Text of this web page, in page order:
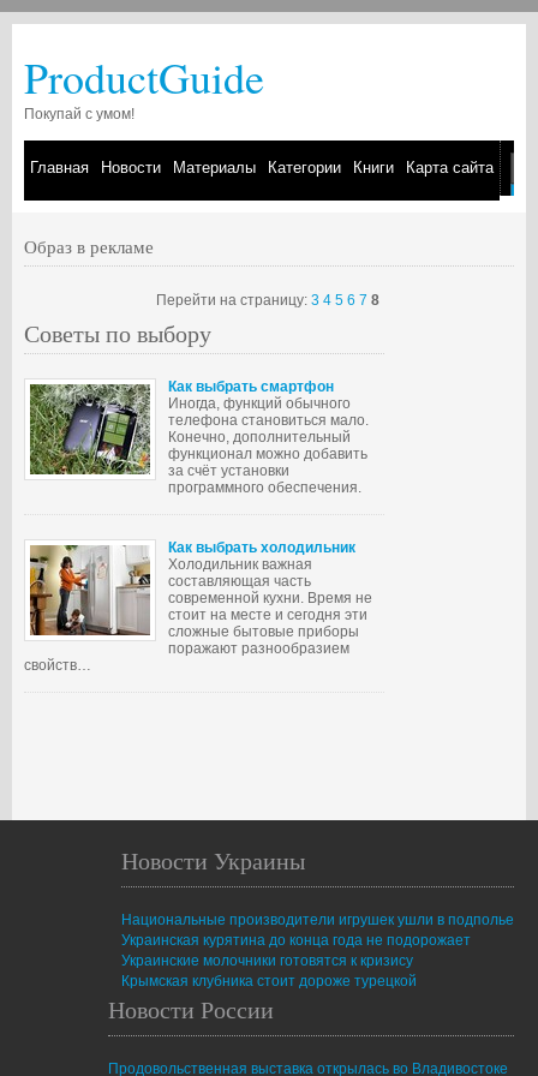
ProductGuide
Покупай с умом!
Главная Новости Материалы Категории Книги Карта сайта
Образ в рекламе
Перейти на страницу: 3 4 5 6 7 8
Советы по выбору
Как выбрать смартфон
Иногда, функций обычного
телефона становиться мало.
Конечно, дополнительный
функционал можно добавить
за счёт установки
программного обеспечения.
Как выбрать холодильник
Холодильник важная
составляющая часть
современной кухни. Время не
стоит на месте и сегодня эти
сложные бытовые приборы
поражают разнообразием
свойств…
Новости Украины
Национальные производители игрушек ушли в подполье
Украинская курятина до конца года не подорожает
Украинские молочники готовятся к кризису
Крымская клубника стоит дороже турецкой
Новости России
Продовольственная выставка открылась во Владивостоке